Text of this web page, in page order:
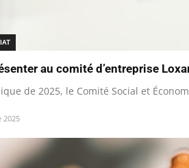
au comité d’entreprise
de 2025, le Comité Social et
2025